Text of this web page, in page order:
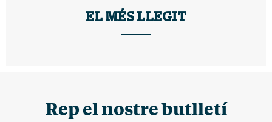
EL MÉS LLEGIT
Rep el nostre butlletí